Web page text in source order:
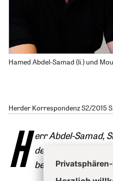
Hamed Abdel-Samad (li.) und
Herder Korrespondenz S2/2015
H err Abdel-Samad,
der Islam aufgrund
bewerten Sie die